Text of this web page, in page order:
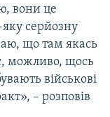
вони це
серйозну
що там якась
можливо, щось
військові
– розповів